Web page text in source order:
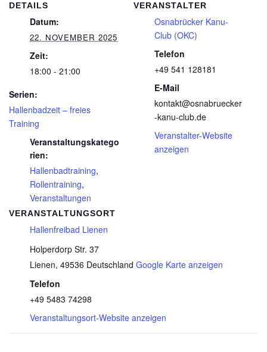
DETAILS
Datum:
22. NOVEMBER 2025
Zeit:
18:00 - 21:00
Serien:
Hallenbadzeit – freies
Training
Veranstaltungskatego
rien:
Hallenbadtraining,
Rollentraining,
Veranstaltungen
VERANSTALTUNGSORT
Hallenfreibad Lienen
Holperdorp Str. 37
Lienen, 49536 Deutschland Google Karte anzeigen
Telefon
+49 5483 74298
Veranstaltungsort-Website anzeigen
VERANSTALTER
Osnabrücker Kanu-
Club (OKC)
Telefon
+49 541 128181
E-Mail
kontakt@osnabruecker
-kanu-club.de
Veranstalter-Website
anzeigen